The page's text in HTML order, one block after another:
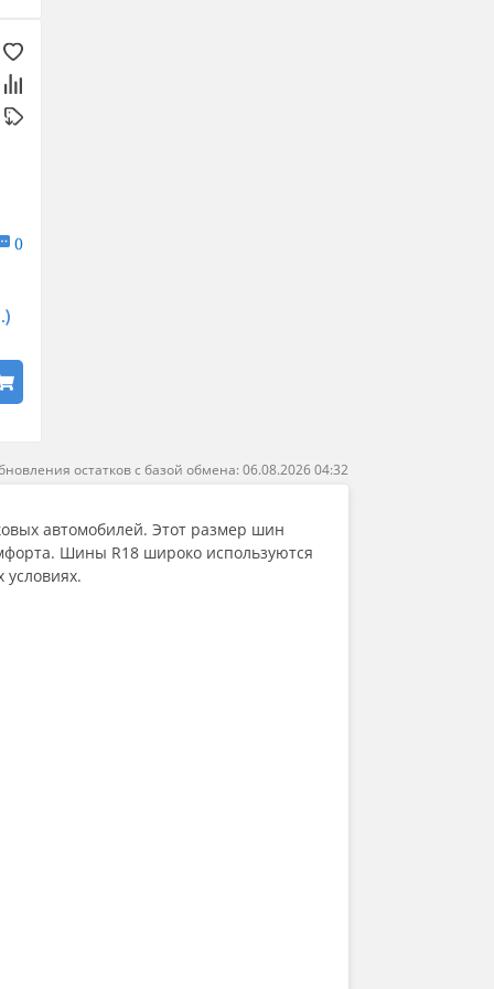
0
остатков с базой обмена: 06.08.2026 04:32
автомобилей. Этот размер шин
Шины R18 широко используются
условиях.